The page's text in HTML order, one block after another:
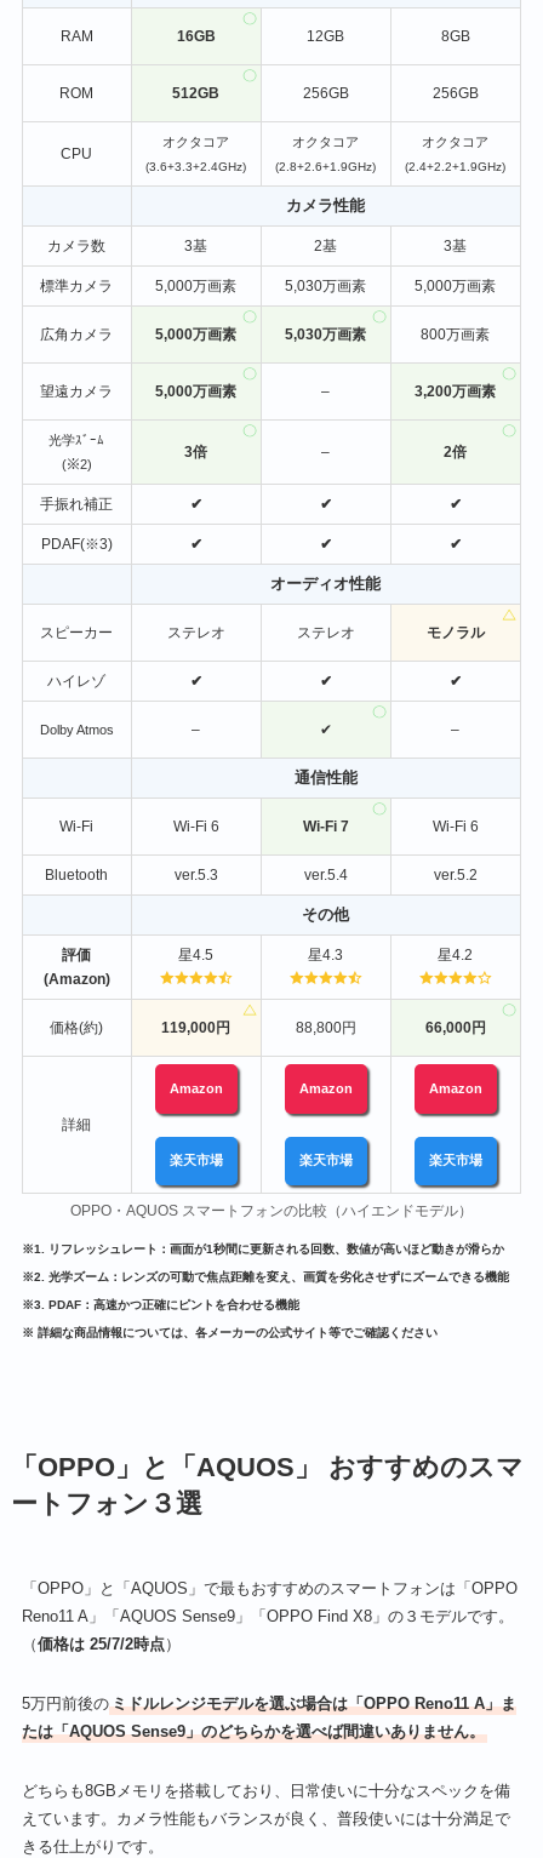
RAM 16GB 12GB 8GB
ROM 512GB 256GB 256GB
CPU
オクタコア
(3.6+3.3+2.4GHz)
オクタコア
(2.8+2.6+1.9GHz)
オクタコア
(2.4+2.2+1.9GHz)
カメラ性能
カメラ数 3基 2基 3基
標準カメラ 5,000万画素 5,030万画素 5,000万画素
広角カメラ 5,000万画素 5,030万画素 800万画素
望遠カメラ 5,000万画素 – 3,200万画素
光学ｽﾞｰﾑ
(※2)
3倍 – 2倍
手振れ補正 ✔ ✔ ✔
PDAF(※3) ✔ ✔ ✔
オーディオ性能
スピーカー ステレオ ステレオ モノラル
ハイレゾ ✔ ✔ ✔
Dolby Atmos – ✔ –
通信性能
Wi-Fi Wi-Fi 6 Wi-Fi 7 Wi-Fi 6
Bluetooth ver.5.3 ver.5.4 ver.5.2
その他
評価
(Amazon)
星4.5 星4.3 星4.2
価格(約) 119,000円 88,800円 66,000円
詳細
Amazon
楽天市場
Amazon
楽天市場
Amazon
楽天市場
OPPO・AQUOS スマートフォンの比較（ハイエンドモデル）
※1. リフレッシュレート：画面が1秒間に更新される回数、数値が高いほど動きが滑らか
※2. 光学ズーム：レンズの可動で焦点距離を変え、画質を劣化させずにズームできる機能
※3. PDAF：高速かつ正確にピントを合わせる機能
※ 詳細な商品情報については、各メーカーの公式サイト等でご確認ください
「OPPO」と「AQUOS」 おすすめのスマ
ートフォン３選
「OPPO」と「AQUOS」で最もおすすめのスマートフォンは「OPPO
Reno11 A」「AQUOS Sense9」「OPPO Find X8」の３モデルです。
（価格は 25/7/2時点）
5万円前後のミドルレンジモデルを選ぶ場合は「OPPO Reno11 A」ま
たは「AQUOS Sense9」のどちらかを選べば間違いありません。
どちらも8GBメモリを搭載しており、日常使いに十分なスペックを備
えています。カメラ性能もバランスが良く、普段使いには十分満足で
きる仕上がりです。